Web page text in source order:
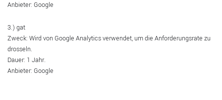
Anbieter: Google
3.) gat
Zweck: Wird von Google Analytics verwendet, um die Anforderungsrate zu
drosseln.
Dauer: 1 Jahr.
Anbieter: Google